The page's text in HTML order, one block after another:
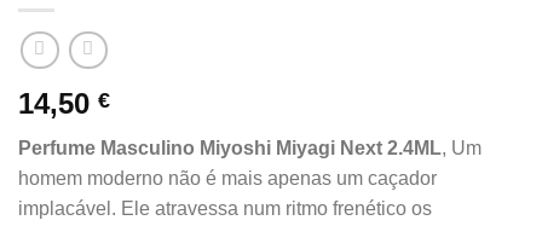
14,50 €
Perfume Masculino Miyoshi Miyagi Next 2.4ML, Um
homem moderno não é mais apenas um caçador
implacável. Ele atravessa num ritmo frenético os